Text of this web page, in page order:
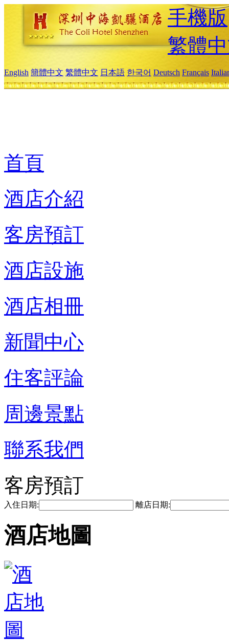
手機版
繁體
English 簡體中文 繁體中文 日本語 한국어 Deutsch Français
首頁
酒店介紹
客房預訂
酒店設施
酒店相冊
新聞中心
住客評論
周邊景點
聯系我們
客房預訂
入住日期: 離店日期:
酒店地圖